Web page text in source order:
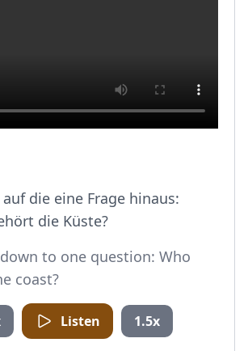
die eine Frage hinaus:
die Küste?
to one question: Who
coast?
Listen 1.5x